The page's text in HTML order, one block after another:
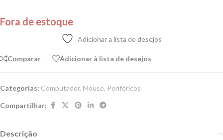
Fora de estoque
Adicionar a lista de desejos
Comparar Adicionar à lista de desejos
Categorias: Computador, Mouse, Periféricos
Compartilhar:
Descrição